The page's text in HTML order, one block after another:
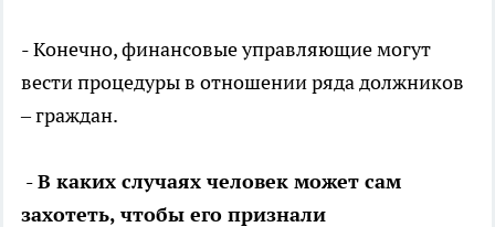
- Конечно, финансовые управляющие могут
вести процедуры в отношении ряда должников
– граждан.
- В каких случаях человек может сам
захотеть, чтобы его признали